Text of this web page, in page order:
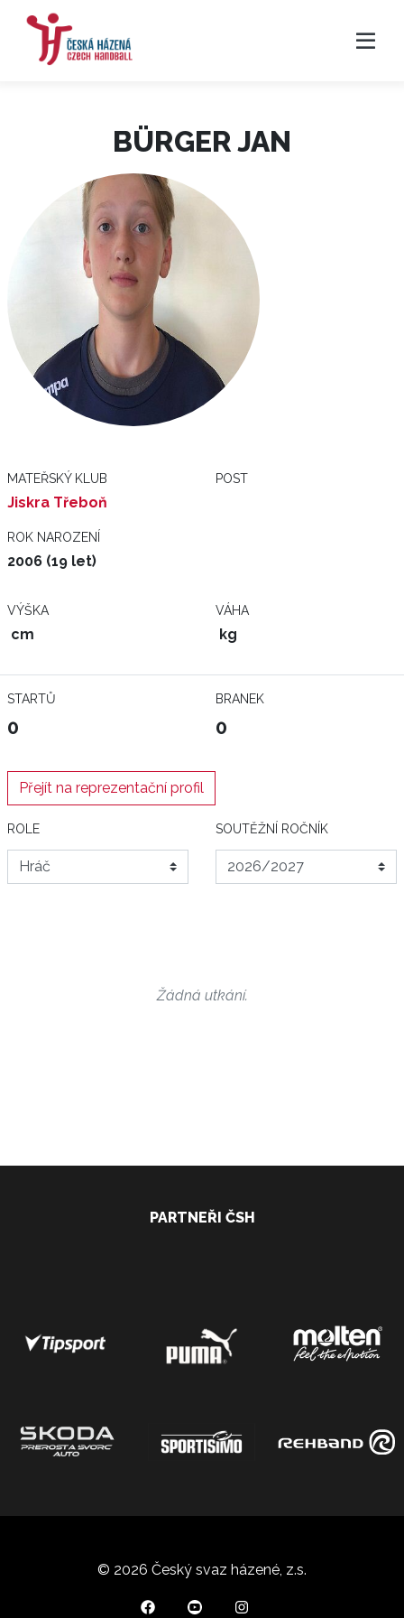
BÜRGER JAN
MATEŘSKÝ KLUB
Jiskra Třeboň
POST
ROK NAROZENÍ
2006 (19 let)
VÝŠKA
cm
VÁHA
kg
STARTŮ
0
BRANEK
0
Přejít na reprezentační profil
ROLE SOUTĚŽNÍ ROČNÍK
Žádná utkání.
PARTNEŘI ČSH
© 2026 Český svaz házené, z.s.